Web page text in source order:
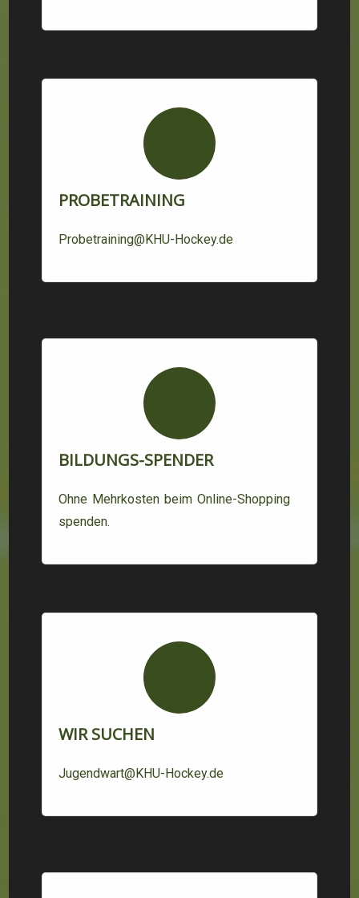
PROBETRAINING
Probetraining@KHU-Hockey.de
BILDUNGS-SPENDER
Ohne Mehrkosten beim Online-Shopping
spenden.
WIR SUCHEN
Jugendwart@KHU-Hockey.de